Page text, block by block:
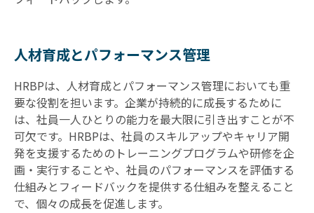
人材育成とパフォーマンス管理
HRBPは、人材育成とパフォーマンス管理においても重
要な役割を担います。企業が持続的に成長するために
は、社員一人ひとりの能力を最大限に引き出すことが不
可欠です。HRBPは、社員のスキルアップやキャリア開
発を支援するためのトレーニングプログラムや研修を企
画・実行することや、社員のパフォーマンスを評価する
仕組みとフィードバックを提供する仕組みを整えること
で、個々の成長を促進します。